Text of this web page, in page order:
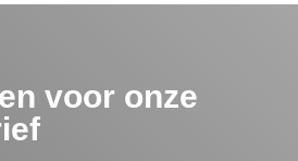
voor onze